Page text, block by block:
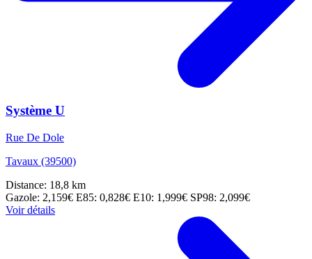
Système U
Rue De Dole
Tavaux (39500)
Distance: 18,8 km
Gazole: 2,159€ E85: 0,828€ E10: 1,999€ SP98: 2,099€
Voir détails